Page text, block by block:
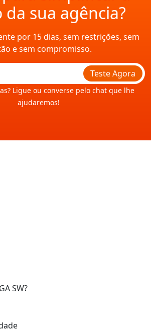
da sua agência?
por 15 dias, sem restrições, sem
e sem compromisso.
Teste Agora
Ligue ou converse pelo chat que lhe
ajudaremos!
SW?